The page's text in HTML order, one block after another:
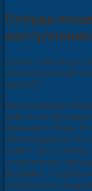
Откуда
Слово
словосочетания
шестой".
Большинство
чем-то
Древнего Рима. В
отсчитываются от
иначе. Они
следующего
февраля, то
употребляли